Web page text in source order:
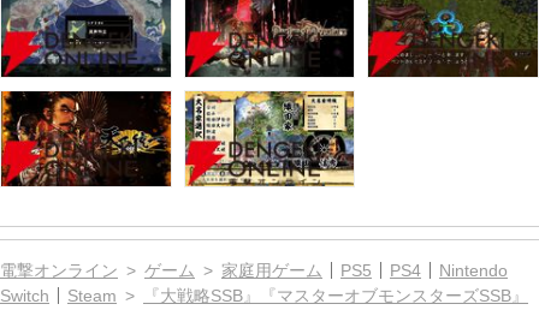
電撃オンライン ゲーム 家庭用ゲーム PS5 PS4
Nintendo
Switch
Steam
『大戦略SSB』『マスターオブモンスターズSSB』